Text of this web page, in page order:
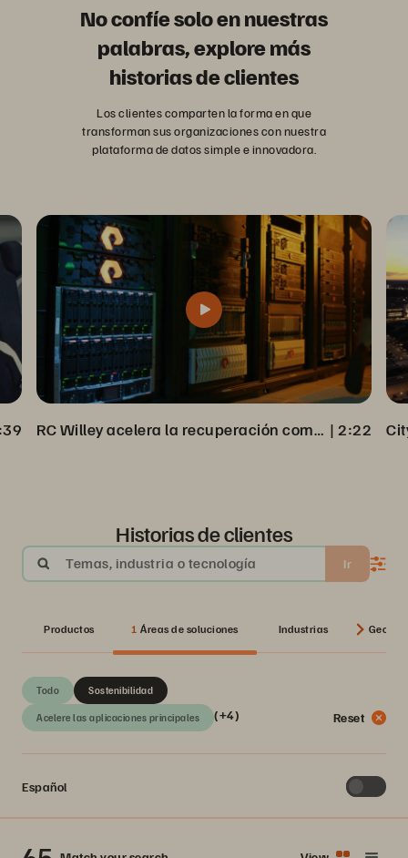
No confíe solo en nuestras
palabras, explore más
historias de clientes
Los clientes comparten la forma en que
transforman sus organizaciones con nuestra
plataforma de datos simple e innovadora.
RC Willey acelera la recuperación completa de datos desde Veeam Backup | 2:22
Historias de clientes
Temas, industria o tecnología Ir
Productos 1 Áreas de soluciones Industrias Geos
Todo
Acelere las aplicaciones principales
Sostenibilidad
(+4) Reset
Español